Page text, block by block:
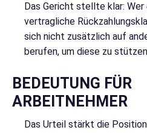
Das Gericht stellte klar: Wer
vertragliche
sich nicht zusätzlich auf
berufen, um diese zu
BEDEUTUNG FÜR
ARBEITNEHMER
Das Urteil stärkt die